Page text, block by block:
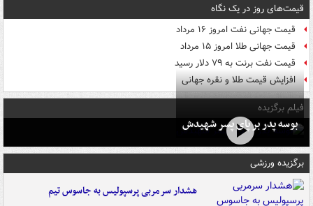
قیمت‌های روز در یک نگاه
قیمت جهانی نفت امروز ۱۶ مرداد
قیمت جهانی طلا امروز ۱۵ مرداد
قیمت نفت برنت به ۷۹ دلار رسید
افزایش قیمت طلا و نقره جهانی
فیلم برگزیده
بوسه‌ پدر بر پای پسر شهیدش
برگزیده ورزشی
هشدار سرمربی پرسپولیس به جاسوس تیم